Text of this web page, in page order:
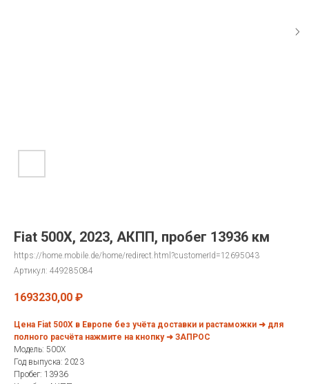
Fiat 500X, 2023, АКПП, пробег 13936 км
https://home.mobile.de/home/redirect.html?customerId=12695043
Артикул: 449285084
1693230,00 ₽
Цена Fiat 500X в Европе без учёта доставки и растаможки ➜ для
полного расчёта нажмите на кнопку ➜ ЗАПРОС
Модель: 500X
Год выпуска: 2023
Пробег: 13936